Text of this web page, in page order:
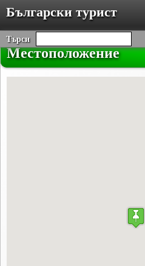
Български турист
Търси
Местоположение